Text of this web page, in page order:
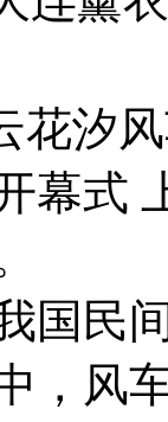
花汐
幕式
国民
，风